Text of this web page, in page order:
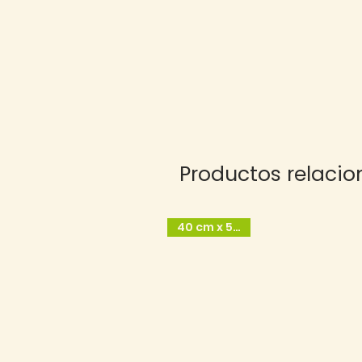
Productos
40 cm x 50 cm